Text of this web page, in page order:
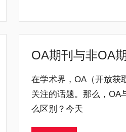
OA期刊与非OA
在学术界，OA（开放获
关注的话题。那么，OA
么区别？今天